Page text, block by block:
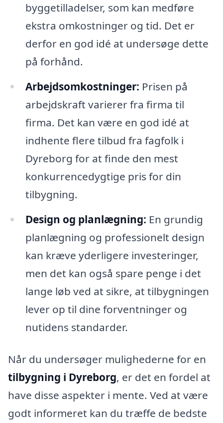
byggetilladelser, som kan medføre
ekstra omkostninger og tid. Det er
derfor en god idé at undersøge dette
på forhånd.
Arbejdsomkostninger: Prisen på
arbejdskraft varierer fra firma til
firma. Det kan være en god idé at
indhente flere tilbud fra fagfolk i
Dyreborg for at finde den mest
konkurrencedygtige pris for din
tilbygning.
Design og planlægning: En grundig
planlægning og professionelt design
kan kræve yderligere investeringer,
men det kan også spare penge i det
lange løb ved at sikre, at tilbygningen
lever op til dine forventninger og
nutidens standarder.
Når du undersøger mulighederne for en
tilbygning i Dyreborg, er det en fordel at
have disse aspekter i mente. Ved at være
godt informeret kan du træffe de bedste